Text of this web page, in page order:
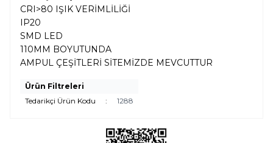
CRI>80 IŞIK VERİMLİLİĞİ
IP20
SMD LED
110MM BOYUTUNDA
AMPUL ÇEŞİTLERİ SİTEMİZDE MEVCUTTUR
Ürün Filtreleri
Tedarikçi Ürün Kodu
: 1288